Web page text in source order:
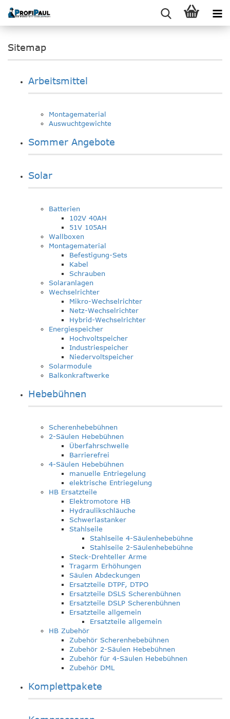
Sitemap
Arbeitsmittel
Montagematerial
Auswuchtgewichte
Sommer Angebote
Solar
Batterien
102V 40AH
51V 105AH
Wallboxen
Montagematerial
Befestigung-Sets
Kabel
Schrauben
Solaranlagen
Wechselrichter
Mikro-Wechselrichter
Netz-Wechselrichter
Hybrid-Wechselrichter
Energiespeicher
Hochvoltspeicher
Industriespeicher
Niedervoltspeicher
Solarmodule
Balkonkraftwerke
Hebebühnen
Scherenhebebühnen
2-Säulen Hebebühnen
Überfahrschwelle
Barrierefrei
4-Säulen Hebebühnen
manuelle Entriegelung
elektrische Entriegelung
HB Ersatzteile
Elektromotore HB
Hydraulikschläuche
Schwerlastanker
Stahlseile
Stahlseile 4-Säulenhebebühne
Stahlseile 2-Säulenhebebühne
Steck-Drehteller Arme
Tragarm Erhöhungen
Säulen Abdeckungen
Ersatzteile DTPF, DTPO
Ersatzteile DSLS Scherenbühnen
Ersatzteile DSLP Scherenbühnen
Ersatzteile allgemein
Ersatzteile allgemein
HB Zubehör
Zubehör Scherenhebebühnen
Zubehör 2-Säulen Hebebühnen
Zubehör für 4-Säulen Hebebühnen
Zubehör DML
Komplettpakete